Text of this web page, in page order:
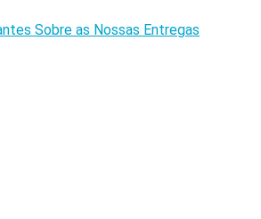
Sobre as Nossas Entregas